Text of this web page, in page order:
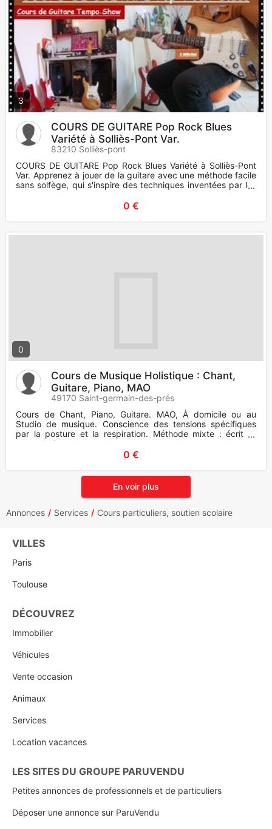
3
COURS DE GUITARE Pop Rock Blues
Variété à Solliès-Pont Var.
83210 Solliès-pont
COURS DE GUITARE Pop Rock Blues Variété à Solliès-Pont
Var. Apprenez à jouer de la guitare avec une méthode facile
sans solfège, qui s'inspire des techniques inventées par les
plus
0 €
0
Cours de Musique Holistique : Chant,
Guitare, Piano, MAO
49170 Saint-germain-des-prés
Cours de Chant, Piano, Guitare. MAO, À domicile ou au
Studio de musique. Conscience des tensions spécifiques
par la posture et la respiration. Méthode mixte : écrit et
transmissi
0 €
En voir plus
Annonces Services Cours particuliers, soutien scolaire
VILLES
Paris
Toulouse
DÉCOUVREZ
Immobilier
Véhicules
Vente occasion
Animaux
Services
Location vacances
LES SITES DU GROUPE PARUVENDU
Petites annonces de professionnels et de particuliers
Déposer une annonce sur ParuVendu